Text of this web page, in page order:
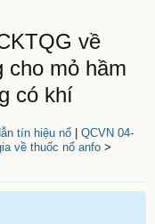
về
cho mỏ hầm
có khí
tín hiệu nổ
QCVN 04-
về thuốc nổ anfo >